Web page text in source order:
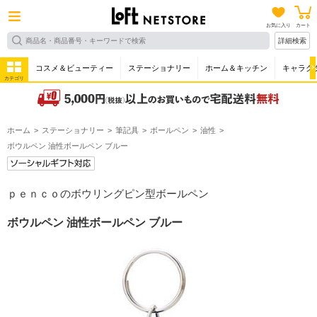
お気に入り カート
詳細検索
カテゴリ
コスメ＆ビューティー ステーショナリー ホーム＆キッチン キャラク
ホーム ステーショナリー 筆記具 ボールペン
油性
ボウルペン 油性ボールペン ブルー
ｐｅｎｃｏのボウリングピン型ボールペン
ボウルペン 油性ボールペン ブルー